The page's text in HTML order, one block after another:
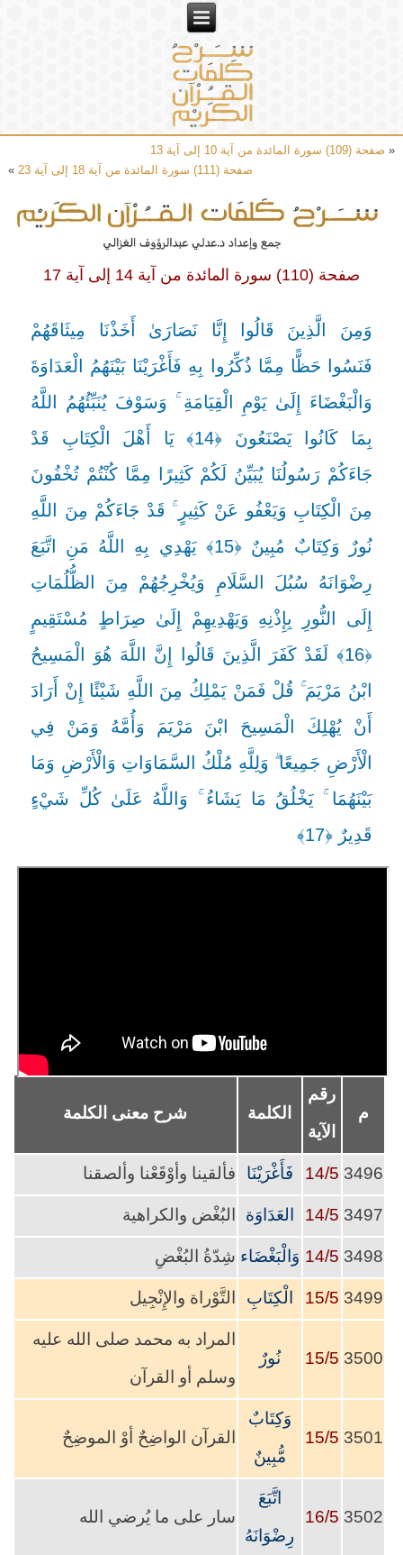
« صفحة (109) سورة المائدة من آية 10 إلى آية 13
صفحة (111) سورة المائدة من آية 18 إلى آية 23
»
صفحة (110) سورة المائدة من آية 14 إلى آية 17
وَمِنَ الَّذِينَ قَالُوا إِنَّا نَصَارَىٰ أَخَذْنَا مِيثَاقَهُمْ
فَنَسُوا حَظًّا مِمَّا ذُكِّرُوا بِهِ فَأَغْرَيْنَا بَيْنَهُمُ الْعَدَاوَةَ
وَالْبَغْضَاءَ إِلَىٰ يَوْمِ الْقِيَامَةِ ۚ وَسَوْفَ يُنَبِّئُهُمُ اللَّهُ
بِمَا كَانُوا يَصْنَعُونَ ﴿14﴾ يَا أَهْلَ الْكِتَابِ قَدْ
جَاءَكُمْ رَسُولُنَا يُبَيِّنُ لَكُمْ كَثِيرًا مِمَّا كُنْتُمْ تُخْفُونَ
مِنَ الْكِتَابِ وَيَعْفُو عَنْ كَثِيرٍ ۚ قَدْ جَاءَكُمْ مِنَ اللَّهِ
نُورٌ وَكِتَابٌ مُبِينٌ ﴿15﴾ يَهْدِي بِهِ اللَّهُ مَنِ اتَّبَعَ
رِضْوَانَهُ سُبُلَ السَّلَامِ وَيُخْرِجُهُمْ مِنَ الظُّلُمَاتِ
إِلَى النُّورِ بِإِذْنِهِ وَيَهْدِيهِمْ إِلَىٰ صِرَاطٍ مُسْتَقِيمٍ
﴿16﴾ لَقَدْ كَفَرَ الَّذِينَ قَالُوا إِنَّ اللَّهَ هُوَ الْمَسِيحُ
ابْنُ مَرْيَمَ ۚ قُلْ فَمَنْ يَمْلِكُ مِنَ اللَّهِ شَيْئًا إِنْ أَرَادَ
أَنْ يُهْلِكَ الْمَسِيحَ ابْنَ مَرْيَمَ وَأُمَّهُ وَمَنْ فِي
الْأَرْضِ جَمِيعًا ۗ وَلِلَّهِ مُلْكُ السَّمَاوَاتِ وَالْأَرْضِ وَمَا
بَيْنَهُمَا ۚ يَخْلُقُ مَا يَشَاءُ ۚ وَاللَّهُ عَلَىٰ كُلِّ شَيْءٍ
قَدِيرٌ ﴿17﴾
م
رقم
الآية
الكلمة شرح معنى الكلمة
3496
14/5 فَأَغْرَيْنَا فألقينا وأوْقَعْنا وألصقنا
3497
14/5 العَدَاوَة البُغْض والكراهية
3498
14/5 وَالْبَغْضَاء شِدّةُ البُغْضِ
3499
15/5 الْكِتَابِ التَّوْراة والإِنْجِيل
3500
15/5 نُورٌ
المراد به محمد صلى الله عليه
وسلم أو القرآن
3501
15/5
وَكِتَابٌ
مُّبِينٌ
القرآن الواضِحٌ أوْ الموضِحٌ
3502
16/5
اتَّبَعَ
رِضْوَانَهُ
سار على ما يُرضي الله